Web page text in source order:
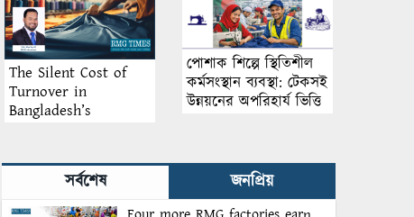
The Silent Cost of
Turnover in
Bangladesh’s
Matters More Than
Recruitment
পোশাক শিল্পে স্থিতিশীল
কর্মসংস্থান ব্যবস্থা: টেকসই
উন্নয়নের অপরিহার্য ভিত্তি
সর্বশেষ জনপ্রিয়